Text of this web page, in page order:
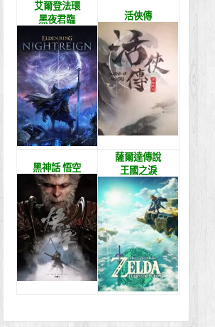
艾爾登法環
黑夜君臨
活俠傳
黑神話 悟空
薩爾達傳說
王國之淚